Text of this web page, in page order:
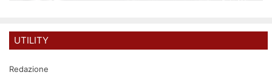
UTILITY
Redazione